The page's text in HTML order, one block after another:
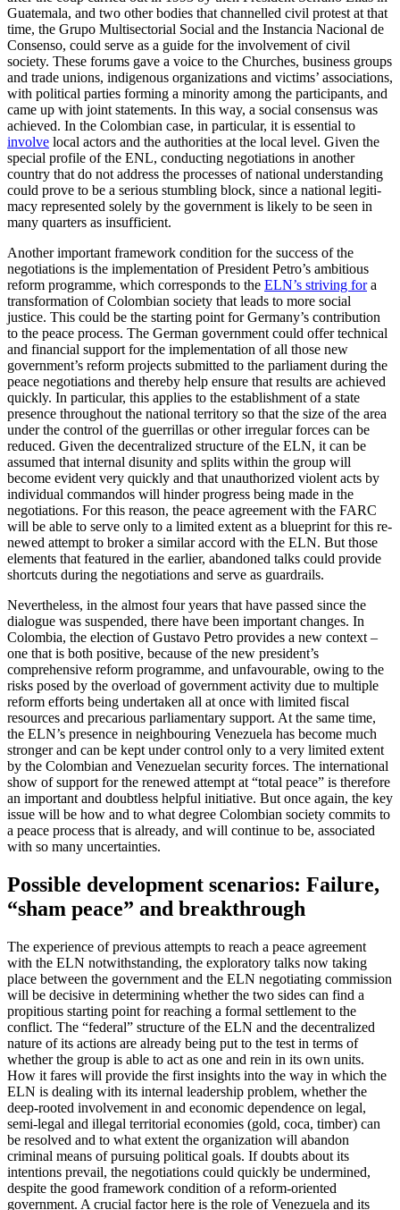
Guatemala, and two other bodies that channelled civil protest at that
time, the Grupo Multisectorial Social and the Instancia Nacional de
Consenso, could serve as a guide for the involvement of civil
society. These forums gave a voice to the Churches, business groups
and trade unions, indigenous organizations and victims’ asso­ciations,
with political parties forming a minority among the participants, and
came up with joint statements. In this way, a social consensus was
achieved. In the Colom­bian case, in particular, it is essential to
involve local actors and the authorities at the local level. Given the
special profile of the ENL, conducting negotiations in another
country that do not address the processes of national understanding
could prove to be a serious stumbling block, since a national legiti­
macy represented solely by the government is likely to be seen in
many quarters as in­suf­ficient.
Another important framework condition for the success of the
negotiations is the im­ple­mentation of President Petro’s ambi­tious
reform programme, which corresponds to the ELN’s striving fora
transformation of Colombian society that leads to more social
justice. This could be the start­ing point for Germany’s contribution
to the peace pro­cess. The German government could offer technical
and financial support for the im­plementation of all those new
government’s reform projects submitted to the parliament during the
peace nego­tiations and thereby help ensure that results are achieved
quickly. In particular, this applies to the establish­ment of a state
presence throughout the national territory so that the size of the area
under the con­trol of the guerrillas or other irregular forces can be
reduced. Given the decentralized structure of the ELN, it can be
assumed that internal disunity and splits within the group will
become evident very quickly and that unauthorized violent acts by
individual commandos will hinder progress being made in the
negotiations. For this reason, the peace agreement with the FARC
will be able to serve only to a limited extent as a blueprint for this re­
newed attempt to broker a similar accord with the ELN. But those
elements that featured in the earlier, abandoned talks could provide
shortcuts during the nego­tiations and serve as guardrails.
Nevertheless, in the almost four years that have passed since the
dialogue was sus­pended, there have been important changes. In
Colombia, the election of Gustavo Petro provides a new context –
one that is both positive, because of the new president’s
comprehensive reform programme, and unfavourable, owing to the
risks posed by the overload of government activity due to multiple
reform efforts being undertaken all at once with limited fiscal
resources and precarious parliamentary support. At the same time,
the ELN’s presence in neighbour­ing Venezuela has become much
stronger and can be kept under control only to a very limited extent
by the Colombian and Venezuelan security forces. The inter­national
show of support for the renewed attempt at “total peace” is therefore
an important and doubtless helpful initiative. But once again, the key
issue will be how and to what degree Colombian society com­mits to
a peace process that is already, and will continue to be, associated
with so many uncertainties.
Possible development scenarios: Failure,
“sham peace” and break­through
The experience of previous attempts to reach a peace agreement
with the ELN not­withstanding, the exploratory talks now taking
place between the government and the ELN negotiating commission
will be decisive in determining whether the two sides can find a
propitious starting point for reaching a formal settlement to the
conflict. The “federal” structure of the ELN and the decentralized
nature of its actions are already being put to the test in terms of
whether the group is able to act as one and rein in its own units.
How it fares will pro­vide the first insights into the way in which the
ELN is dealing with its internal leader­ship problem, whether the
deep-rooted involvement in and economic dependence on legal,
semi-legal and illegal territorial economies (gold, coca, timber) can
be resolved and to what extent the organization will abandon
criminal means of pur­suing political goals. If doubts about its
intentions prevail, the negotiations could quickly be undermined,
despite the good framework condition of a reform-oriented
government. A crucial factor here is the role of Venezuela and its